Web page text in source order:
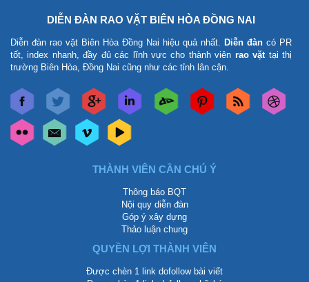
DIỄN ĐÀN RAO VẶT BIÊN HÒA ĐỒNG NAI
Diễn đàn rao vặt Biên Hòa Đồng Nai hiệu quả nhất. Diễn đàn có PR
tốt, index nhanh, đầy đủ các lĩnh vực cho thành viên rao vặt tại thị
trường Biên Hòa, Đồng Nai cũng như các tỉnh lân cận.
THÀNH VIÊN CẦN CHÚ Ý
Thông báo BQT
Nội quy diễn đàn
Góp ý xây dựng
Thảo luận chung
QUYỀN LỢI THÀNH VIÊN
Được chèn 1 link dofollow bài viết